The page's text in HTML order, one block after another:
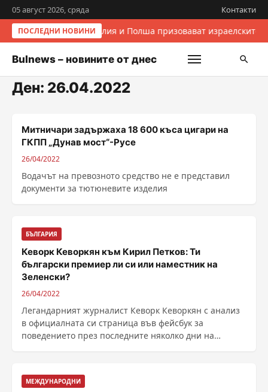
05 август 2026, сряда Контакти
ПОСЛЕДНИ НОВИНИИталия и Полша призовават израелските
Bulnews – новините от днес
Ден: 26.04.2022
Митничари задържаха 18 600 къса цигари на
ГКПП „Дунав мост“-Русе
26/04/2022
Водачът на превозното средство не е представил
документи за тютюневите изделия
БЪЛГАРИЯ
Кеворк Кеворкян към Кирил Петков: Ти
български премиер ли си или наместник на
Зеленски?
26/04/2022
Легандарният журналист Кеворк Кеворкян с анализ
в официалната си страница във фейсбук за
поведението през последните няколко дни на
МЕЖДУНАРОДНИ